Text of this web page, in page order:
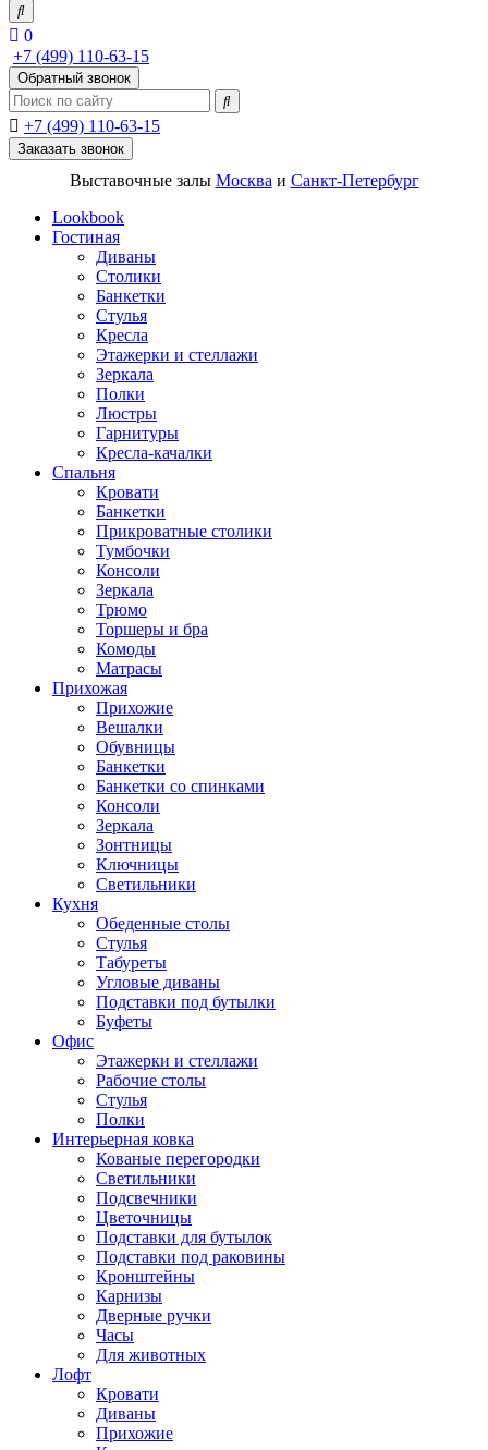
0
+7 (499) 110-63-15
Обратный звонок
+7 (499) 110-63-15
Заказать звонок
Выставочные залы Москва и Санкт-Петербург
Lookbook
Гостиная
Диваны
Столики
Банкетки
Стулья
Кресла
Этажерки и стеллажи
Зеркала
Полки
Люстры
Гарнитуры
Кресла-качалки
Спальня
Кровати
Банкетки
Прикроватные столики
Тумбочки
Консоли
Зеркала
Трюмо
Торшеры и бра
Комоды
Матрасы
Прихожая
Прихожие
Вешалки
Обувницы
Банкетки
Банкетки со спинками
Консоли
Зеркала
Зонтницы
Ключницы
Светильники
Кухня
Обеденные столы
Стулья
Табуреты
Угловые диваны
Подставки под бутылки
Буфеты
Офис
Этажерки и стеллажи
Рабочие столы
Стулья
Полки
Интерьерная ковка
Кованые перегородки
Светильники
Подсвечники
Цветочницы
Подставки для бутылок
Подставки под раковины
Кронштейны
Карнизы
Дверные ручки
Часы
Для животных
Лофт
Кровати
Диваны
Прихожие